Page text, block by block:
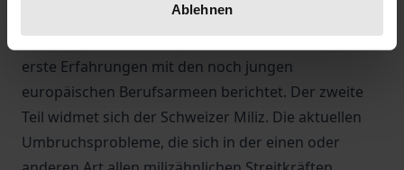
Ablehnen
in der sich Europas Massenheere derzeit befinden,
wird vergleichend analysiert. Sodann wird über
erste Erfahrungen mit den noch jungen
europäischen Berufsarmeen berichtet. Der zweite
Teil widmet sich der Schweizer Miliz. Die aktuellen
Umbruchsprobleme, die sich in der einen oder